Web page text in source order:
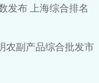
发布 上海综合排名
农副产品综合批发市